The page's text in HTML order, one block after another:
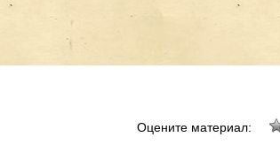
Оцените материал: